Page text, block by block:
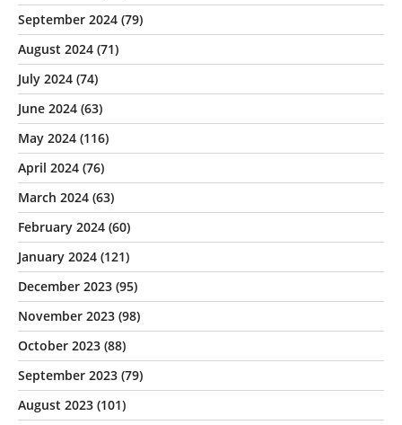
September 2024 (79)
August 2024 (71)
July 2024 (74)
June 2024 (63)
May 2024 (116)
April 2024 (76)
March 2024 (63)
February 2024 (60)
January 2024 (121)
December 2023 (95)
November 2023 (98)
October 2023 (88)
September 2023 (79)
August 2023 (101)